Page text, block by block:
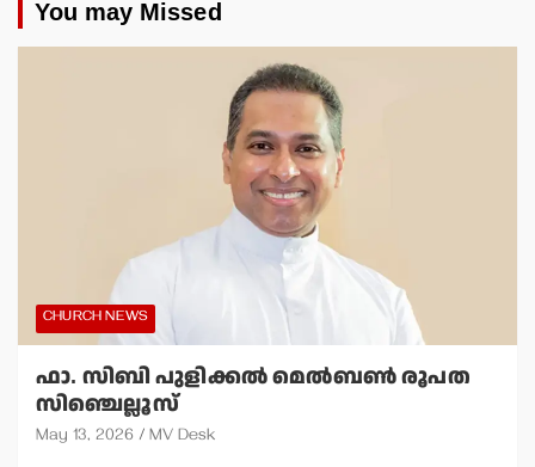
You may Missed
CHURCH NEWS
ഫാ. സിബി പുളിക്കല്‍ മെല്‍ബണ്‍ രൂപത
സിഞ്ചെല്ലൂസ്
May 13, 2026 MV Desk